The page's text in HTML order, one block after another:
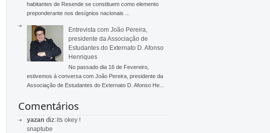
habitantes de Resende se constituem como elemento
preponderante nos desígnios nacionais ...
Entrevista com João Pereira,
presidente da Associação de
Estudantes do Externato D. Afonso
Henriques
No passado dia 16 de Fevereiro,
estivemos à conversa com João Pereira, presidente da
Associação de Estudantes do Externato D. Afonso He...
Comentários
yazan diz:its okey !
snaptube